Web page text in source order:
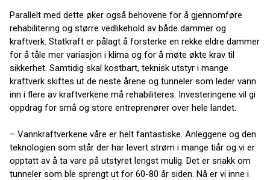
Parallelt med dette øker også behovene for å gjennomføre
rehabilitering og større vedlikehold av både dammer og
kraftverk. Statkraft er pålagt å forsterke en rekke eldre dammer
for å tåle mer variasjon i klima og for å møte økte krav til
sikkerhet. Samtidig skal kostbart, teknisk utstyr i mange
kraftverk skiftes ut de neste årene og tunneler som leder vann
inn i flere av kraftverkene må rehabiliteres. Investeringene vil gi
oppdrag for små og store entreprenører over hele landet.
– Vannkraftverkene våre er helt fantastiske. Anleggene og den
teknologien som står der har levert strøm i mange tiår og vi er
opptatt av å ta vare på utstyret lengst mulig. Det er snakk om
tunneler som ble sprengt ut for 60-80 år siden. Nå er vi inne i